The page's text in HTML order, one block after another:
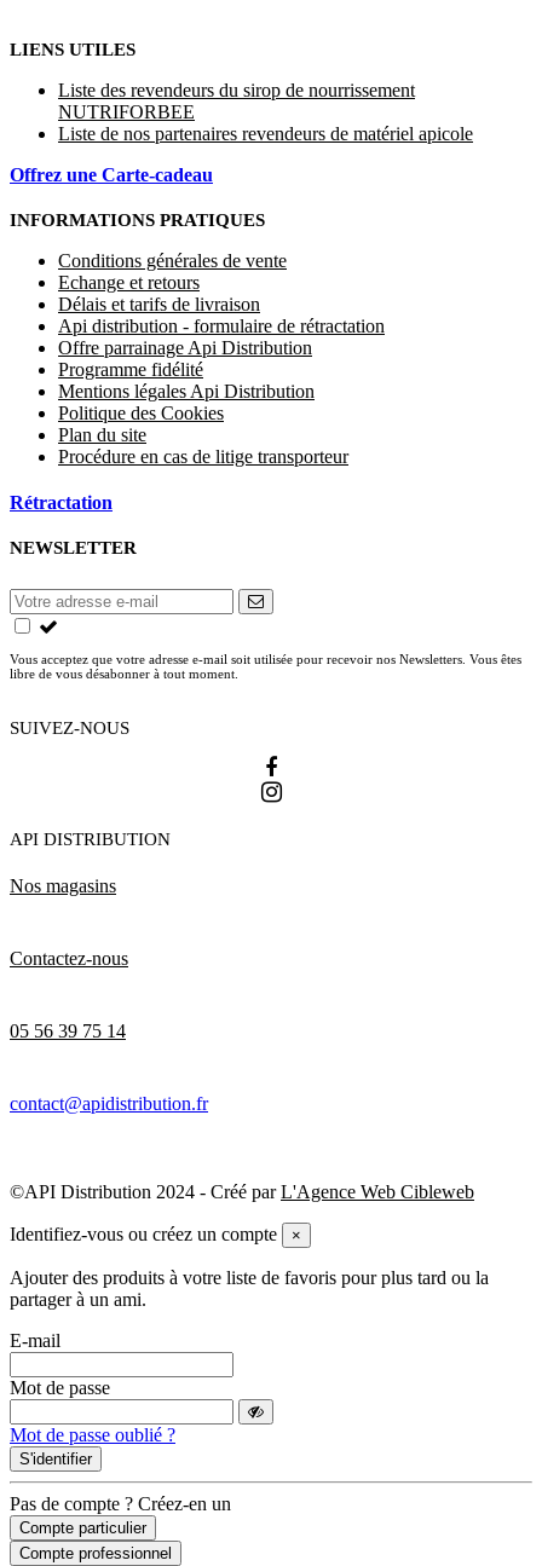
LIENS UTILES
Liste des revendeurs du sirop de nourrissement
NUTRIFORBEE
Liste de nos partenaires revendeurs de matériel apicole
Offrez une Carte-cadeau
INFORMATIONS PRATIQUES
Conditions générales de vente
Echange et retours
Délais et tarifs de livraison
Api distribution - formulaire de rétractation
Offre parrainage Api Distribution
Programme fidélité
Mentions légales Api Distribution
Politique des Cookies
Plan du site
Procédure en cas de litige transporteur
Rétractation
NEWSLETTER
Vous acceptez que votre adresse e-mail soit utilisée pour recevoir nos Newsletters. Vous êtes
libre de vous désabonner à tout moment.
SUIVEZ-NOUS
API DISTRIBUTION
Nos magasins
Contactez-nous
05 56 39 75 14
contact@apidistribution.fr
©API Distribution 2024 - Créé parL'Agence Web Cibleweb
Identifiez-vous ou créez un compte ×
Ajouter des produits à votre liste de favoris pour plus tard ou la
partager à un ami.
E-mail
Mot de passe
Mot de passe oublié ?
S'identifier
Pas de compte ? Créez-en un
Compte particulier
Compte professionnel